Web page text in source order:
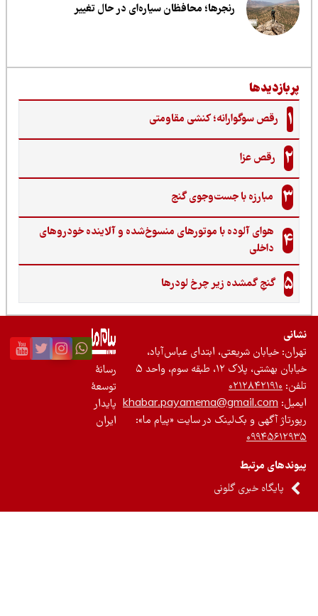
رنجرها؛ محافظان سیاره‌ای در حال تغییر
رقص سوگوارانه؛ کنشی مقاومتی
رقص عزا
مبارزه با جست‌وجوی گنج‌
هوای آلوده با موتورهای منسوخ‌شده و آلاینده خودروهای
داخلی
گنجِ گمشده زیر چرخ لودرها
خیابان شریعتی، ابتدای عباس‌آباد،
بهشتی، پلاک ۱۲، طبقه سوم، واحد ۵
۰۲۱۲۸۴۲۱۹۱۰
khabar.payamema@gmail.com
آگهی و بک‌لینک در سایت «پیام ما»:
مرتبط
پایگاه خبری گلونی
رسانۀ
توسعۀ
پایدار
ایران